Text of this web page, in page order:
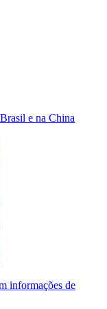
e na China
informações de